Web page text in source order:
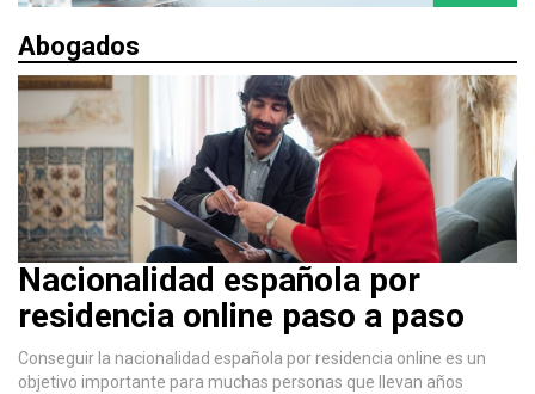
Abogados
Nacionalidad española por
residencia online paso a paso
Conseguir la nacionalidad española por residencia online es un
objetivo importante para muchas personas que llevan años